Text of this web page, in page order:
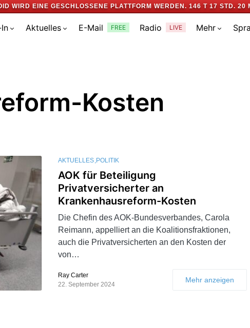
WIRD EINE GESCHLOSSENE PLATTFORM WERDEN. 146 T 17 STD. 20
Aktuelles E-Mail FREE Radio LIVE Mehr
Kosten
AKTUELLES POLITIK
AOK für Beteiligung
Privatversicherter an
Krankenhausreform-Kosten
Die Chefin des AOK-Bundesverbandes, Carola
Reimann, appelliert an die Koalitionsfraktionen,
auch die Privatversicherten an den Kosten der
von…
Ray Carter
22. September 2024
Mehr anzeigen